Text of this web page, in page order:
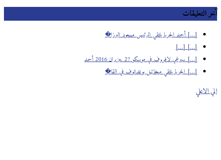
آخر التعليقات
[…] أحمد الجربا يلتقي الرئيس مسعود البرزا�
[…] […]
[…] سيرغي لافروف في موسكو 27 حزيران 2016 أحمد
[…] الجربا يلتقي ميخائيل بوغدانوف في القا�
الي الاعلي